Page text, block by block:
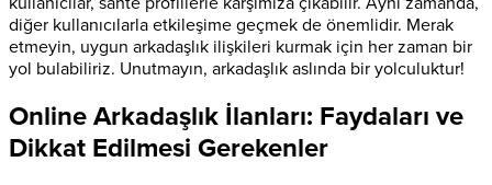
diğer kullanıcılarla etkileşime geçmek de önemlidir. Merak
etmeyin, uygun arkadaşlık ilişkileri kurmak için her zaman bir
yol bulabiliriz. Unutmayın, arkadaşlık aslında bir yolculuktur!
Online Arkadaşlık İlanları: Faydaları ve
Dikkat Edilmesi Gerekenler